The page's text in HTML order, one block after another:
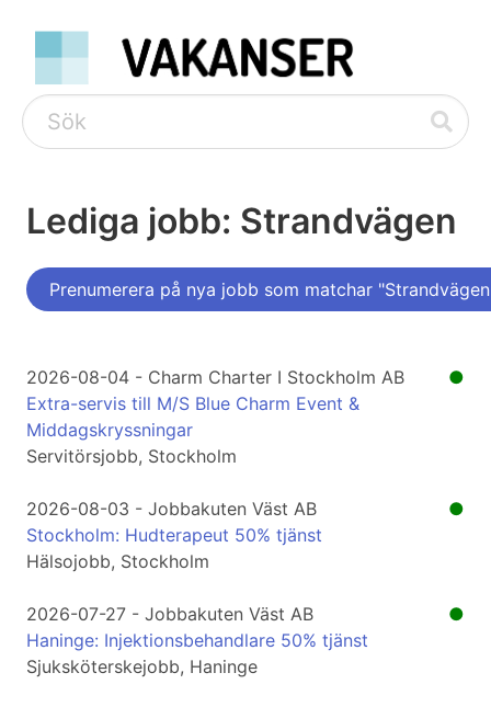
Lediga jobb: Strandvägen
Prenumerera på nya jobb som matchar
●
2026-08-04 - Charm Charter I Stockholm AB
Extra-servis till M/S Blue Charm Event &
Middagskryssningar
Servitörsjobb, Stockholm
●
2026-08-03 - Jobbakuten Väst AB
Stockholm: Hudterapeut 50% tjänst
Hälsojobb, Stockholm
●
2026-07-27 - Jobbakuten Väst AB
Haninge: Injektionsbehandlare 50% tjänst
Sjuksköterskejobb, Haninge